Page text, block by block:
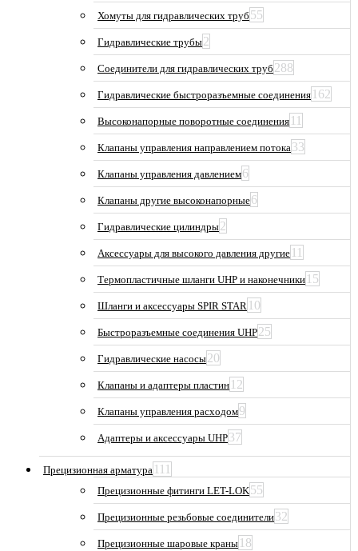
Хомуты для гидравлических труб 55
Гидравлические трубы2
Соединители для гидравлических труб 288
Гидравлические быстроразъемные соединения 162
Высоконапорные поворотные соединения 11
Клапаны управления направлением потока33
Клапаны управления давлением6
Клапаны другие высоконапорные6
Гидравлические цилиндры2
Аксессуары для высокого давления другие 11
Термопластичные шланги UHP и наконечники 15
Шланги и аксессуары SPIR STAR 10
Быстроразъемные соединения UHP25
Гидравлические насосы20
Клапаны и адаптеры пластин 12
Клапаны управления расходом9
Адаптеры и аксессуары UHP37
Прецизионная арматура 111
Прецизионные фитинги LET-LOK55
Прецизионные резьбовые соединители32
Прецизионные шаровые краны 18